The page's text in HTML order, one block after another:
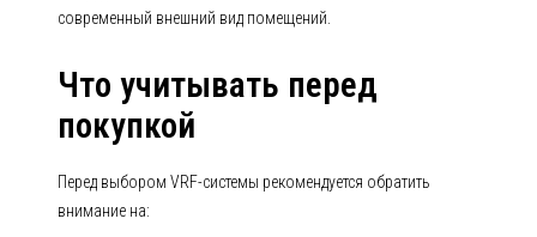
современный внешний вид помещений.
Что учитывать перед
покупкой
Перед выбором VRF-системы рекомендуется обратить
внимание на: